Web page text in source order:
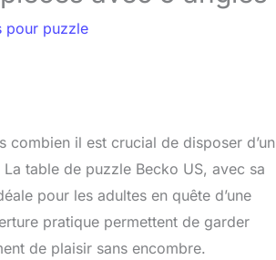
pour puzzle
combien il est crucial de disposer d’un
table de puzzle Becko US, avec sa
pour les adultes en quête d’une
pratique permettent de garder
de plaisir sans encombre.